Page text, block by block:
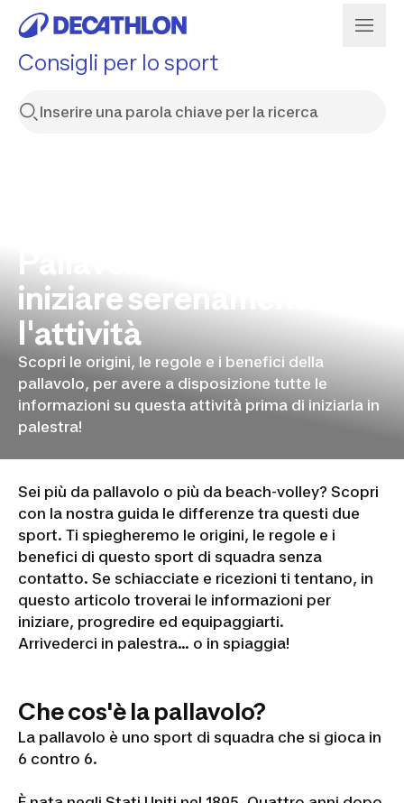
Consigli per lo sport
Pallavolo: le basi per
iniziare serenamente
l'attività
Scopri le origini, le regole e i benefici della
pallavolo, per avere a disposizione tutte le
informazioni su questa attività prima di iniziarla in
palestra!
Sei più da pallavolo o più da beach-volley? Scopri
con la nostra guida le differenze tra questi due
sport. Ti spiegheremo le origini, le regole e i
benefici di questo sport di squadra senza
contatto. Se schiacciate e ricezioni ti tentano, in
questo articolo troverai le informazioni per
iniziare, progredire ed equipaggiarti.
Arrivederci in palestra... o in spiaggia!
Che cos'è la pallavolo?
La pallavolo è uno sport di squadra che si gioca in
6 contro 6.